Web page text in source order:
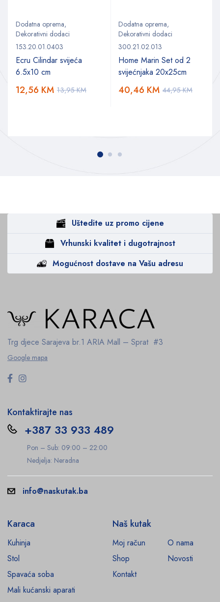
Dodatna oprema,
Dekorativni dodaci
153.20.01.0403
Ecru Cilindar svijeća
6.5x10 cm
13,95KM
12,56 KM
Dodatna oprema,
Dekorativni dodaci
300.21.02.013
Home Marin Set od 2
svijećnjaka 20x25cm
44,95KM
40,46 KM
Uštedite uz promo cijene
Vrhunski kvalitet i dugotrajnost
Mogućnost dostave na Vašu adresu
Trg djece Sarajeva br.1 ARIA Mall – Sprat #3
Google mapa
Kontaktirajte nas
+387 33 933 489
Pon – Sub: 09:00 – 22:00
Nedjelja: Neradna
info@naskutak.ba
Karaca
Kuhinja
Stol
Spavaća soba
Mali kućanski aparati
Naš kutak
Moj račun
O nama
Shop
Novosti
Kontakt